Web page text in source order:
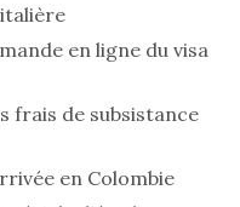
en ligne du visa
frais de subsistance
en Colombie